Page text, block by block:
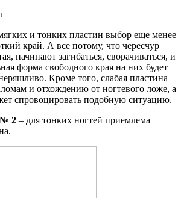
и тонких пластин выбор еще менее
край. А все потому, что чересчур
начинают загибаться, сворачиваться, и
форма свободного края на них будет
Кроме того, слабая пластина
и отхождению от ногтевого ложе, а
спровоцировать подобную ситуацию.
2 – для тонких ногтей приемлема